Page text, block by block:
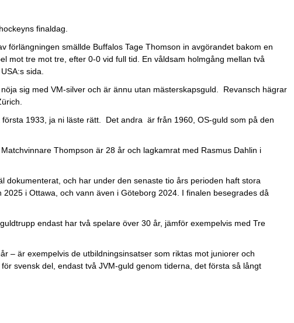
finaldag.
förlängningen smällde Buffalos Tage Thomson in avgörandet bakom en
mot tre mot tre, efter 0-0 vid full tid. En våldsam holmgång mellan två
sida.
sig med VM-silver och är ännu utan mästerskapsguld. Revansch hägrar
1933, ja ni läste rätt. Det andra är från 1960, OS-guld som på den
Thompson är 28 år och lagkamrat med Rasmus Dahlin i
dokumenterat, och har under den senaste tio års perioden haft stora
i Ottawa, och vann även i Göteborg 2024. I finalen besegrades då
endast har två spelare över 30 år, jämför exempelvis med Tre
– är exempelvis de utbildningsinsatser som riktas mot juniorer och
svensk del, endast två JVM-guld genom tiderna, det första så långt